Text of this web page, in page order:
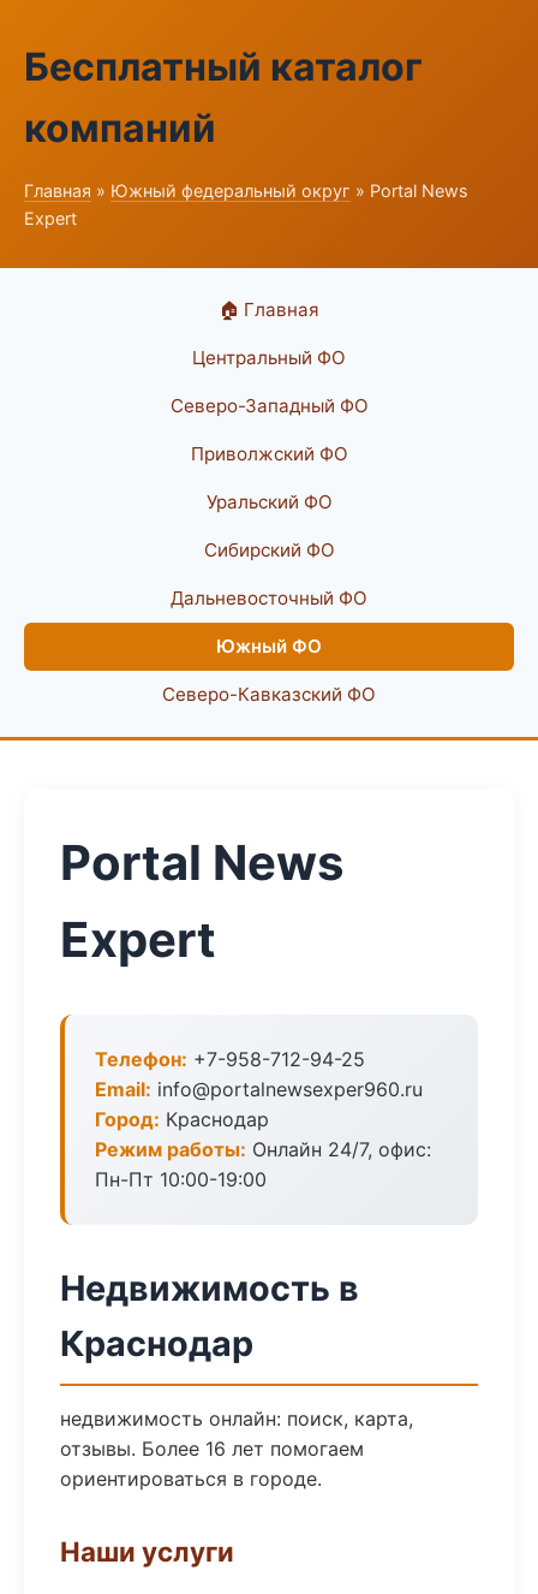
Бесплатный каталог
компаний
Главная » Южный федеральный округ » Portal News
Expert
🏠 Главная
Центральный ФО
Северо-Западный ФО
Приволжский ФО
Уральский ФО
Сибирский ФО
Дальневосточный ФО
Южный ФО
Северо-Кавказский ФО
Portal News
Expert
Телефон: +7-958-712-94-25
Email: info@portalnewsexper960.ru
Город: Краснодар
Режим работы: Онлайн 24/7, офис:
Пн-Пт 10:00-19:00
Недвижимость в
Краснодар
недвижимость онлайн: поиск, карта,
отзывы. Более 16 лет помогаем
ориентироваться в городе.
Наши услуги